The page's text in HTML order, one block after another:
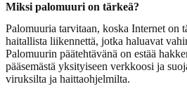
Miksi palomuuri on tärkeä?
Palomuuria tarvitaan, koska Internet on
haitallista liikennettä, jotka haluavat
Palomuurin päätehtävänä on estää
pääsemästä yksityiseen verkkoosi ja
viruksilta ja haittaohjelmilta.